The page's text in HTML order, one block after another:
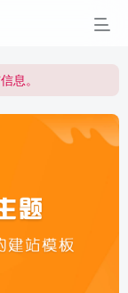
息。
息。